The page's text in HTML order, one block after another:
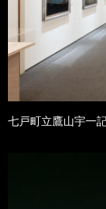
七戸町立鷹山宇一